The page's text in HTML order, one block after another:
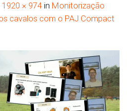
1920 × 974 in Monitorização
cavalos com o PAJ Compact